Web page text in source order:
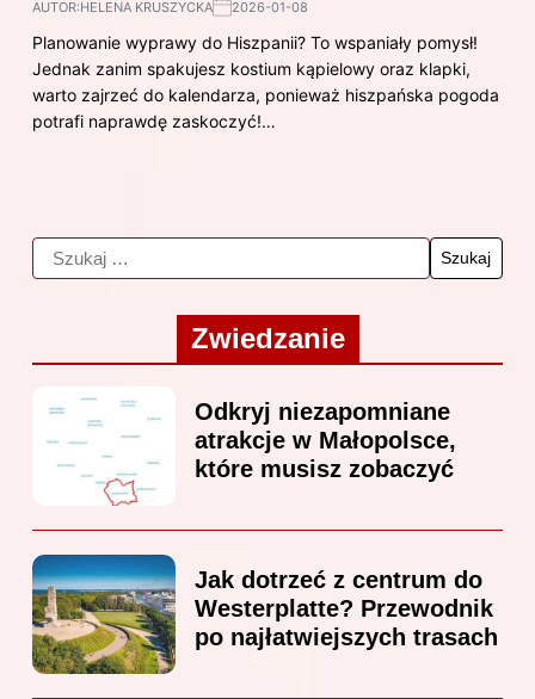
AUTOR:HELENA KRUSZYCKA 2026-01-08
Planowanie wyprawy do Hiszpanii? To wspaniały pomysł!
Jednak zanim spakujesz kostium kąpielowy oraz klapki,
warto zajrzeć do kalendarza, ponieważ hiszpańska pogoda
potrafi naprawdę zaskoczyć!…
Zwiedzanie
Odkryj niezapomniane
atrakcje w Małopolsce,
które musisz zobaczyć
Jak dotrzeć z centrum do
Westerplatte? Przewodnik
po najłatwiejszych trasach